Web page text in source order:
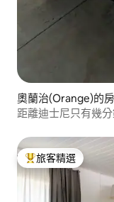
奧蘭治(Orange)的
距離迪士尼只有幾
旅客精選榜首
旅客精選